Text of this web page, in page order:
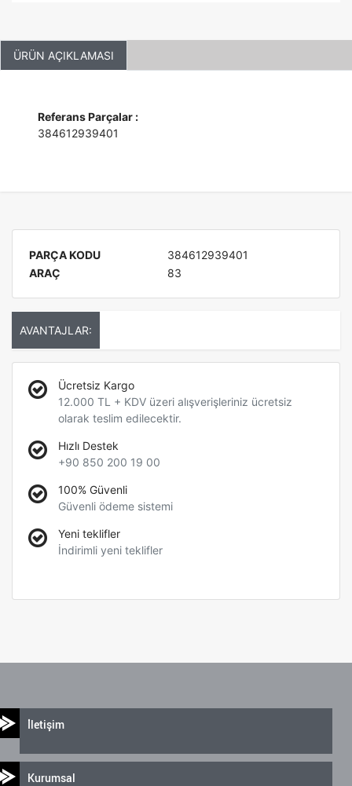
ÜRÜN AÇIKLAMASI
Referans Parçalar :
384612939401
PARÇA KODU
384612939401
ARAÇ
83
AVANTAJLAR:
Ücretsiz Kargo
12.000 TL + KDV üzeri alışverişleriniz ücretsiz
olarak teslim edilecektir.
Hızlı Destek
+90 850 200 19 00
100% Güvenli
Güvenli ödeme sistemi
Yeni teklifler
İndirimli yeni teklifler
İletişim
Kurumsal